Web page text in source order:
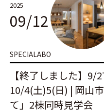
2025
09/12
SPECIALABO
【終了しました】9/
10/4(土)5(日) | 岡山
て」2棟同時見学会